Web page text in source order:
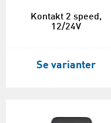
Kontakt 2 speed,
12/24V
Se varianter